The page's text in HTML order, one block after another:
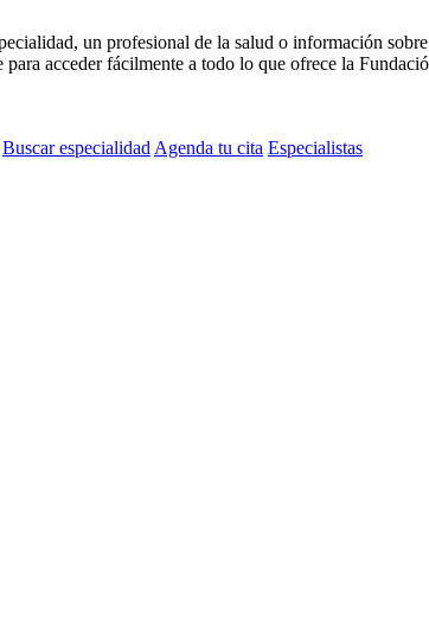
un profesional de la salud o información
para acceder fácilmente a todo lo que ofrece la
Buscar especialidad Agenda tu cita Especialistas